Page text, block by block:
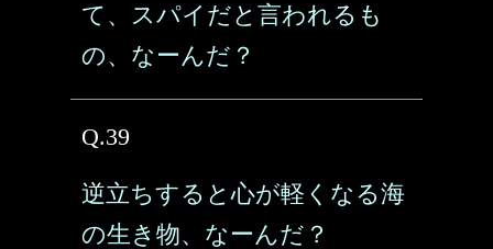
て、スパイだと言われるも
の、なーんだ？
Q.39
逆立ちすると心が軽くなる海
の生き物、なーんだ？